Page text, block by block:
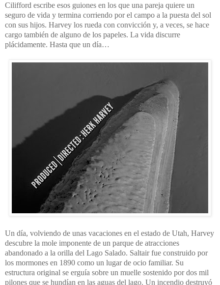
Cilifford escribe esos guiones en los que una pareja quiere un
seguro de vida y termina corriendo por el campo a la puesta del sol
con sus hijos. Harvey los rueda con convicción y, a veces, se hace
cargo también de alguno de los papeles. La vida discurre
plácidamente. Hasta que un día…
Un día, volviendo de unas vacaciones en el estado de Utah, Harvey
descubre la mole imponente de un parque de atracciones
abandonado a la orilla del Lago Salado. Saltair fue construido por
los mormones en 1890 como un lugar de ocio familiar. Su
estructura original se erguía sobre un muelle sostenido por dos mil
pilones que se hundían en las aguas del lago. Un incendio destruyó